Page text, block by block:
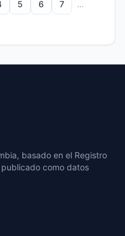
5 6 7
…
basado en el Registro
publicado como datos